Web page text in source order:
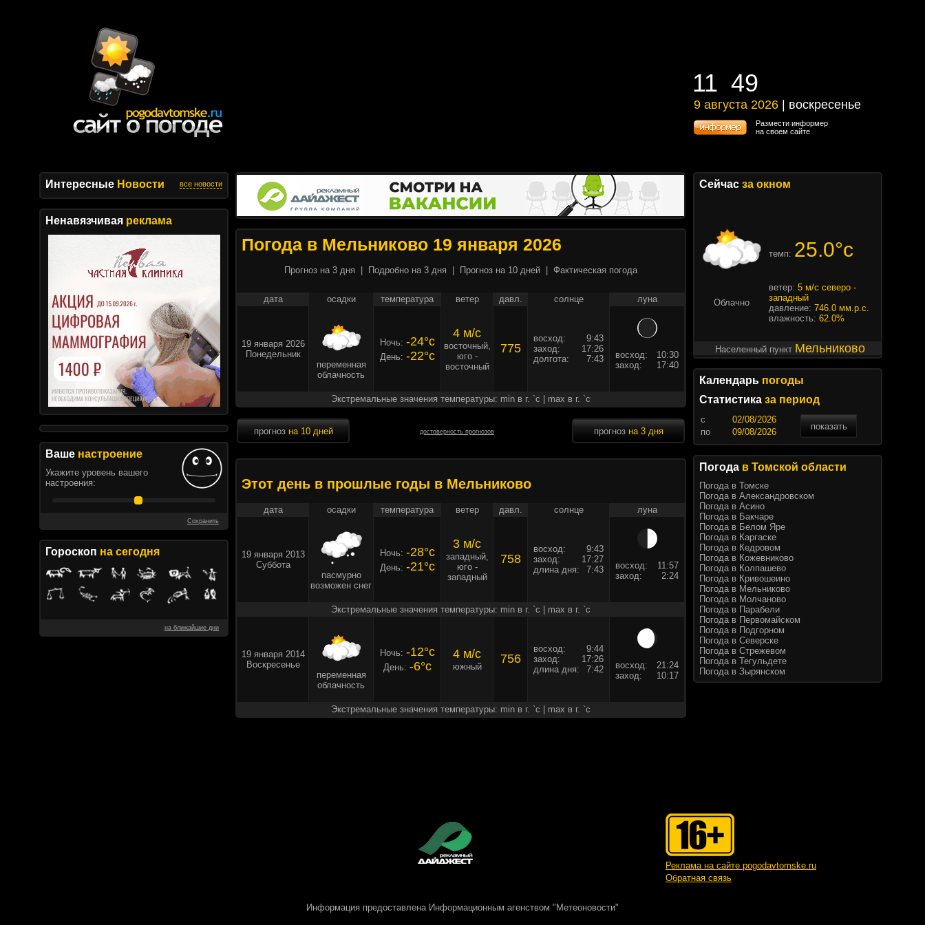
11 49
11 49
9 августа 2026 | воскресенье
9 августа 2026 | воскресенье
Размести информер
на своем сайте
Интересные Новости все новости
Ненавязчивая реклама
Ваше настроение
Укажите уровень вашего
настроения:
Сохранить
Гороскоп на сегодня
на ближайшие дни
Погода в Мельниково 19 января 2026
Прогноз на 3 дня Подробно на 3 дня Прогноз на 10 дней Фактическая погода
дата осадки температура ветер давл. солнце луна
19 января 2026
Понедельник
переменная
облачность
Ночь: -24°c
День: -22°c
4 м/c
восточный,
юго -
восточный
775
восход:
9:43
заход:
17:26
долгота:
7:43 восход:
10:30
заход:
17:40
Экстремальные значения температуры: min в г. `c | max в г. `c
прогноз на 10 дней достоверность прогнозов прогноз на 3 дня
Этот день в прошлые годы в Мельниково
дата осадки температура ветер давл. солнце луна
19 января 2013
Суббота
пасмурно
возможен снег
Ночь: -28°c
День: -21°c
3 м/c
западный,
юго -
западный
758
восход:
9:43
заход:
17:27
длина дня:
7:43 восход:
11:57
заход:
2:24
Экстремальные значения температуры: min в г. `c | max в г. `c
19 января 2014
Воскресенье
переменная
облачность
Ночь: -12°c
День: -6°c
4 м/c
южный
756
восход:
9:44
заход:
17:26
длина дня:
7:42 восход:
21:24
заход:
10:17
Экстремальные значения температуры: min в г. `c | max в г. `c
Сейчас за окном
темп: 25.0°c
Облачно
ветер: 5 м/с северо -
западный
давление: 746.0 мм.р.с.
влажность: 62.0%
Населенный пункт Мельниково
Календарь погоды
Статистика за период
c
показать
по
Погода в Томской области
Погода в Томске
Погода в Александровском
Погода в Асино
Погода в Бакчаре
Погода в Белом Яре
Погода в Каргаске
Погода в Кедровом
Погода в Кожевниково
Погода в Колпашево
Погода в Кривошеино
Погода в Мельниково
Погода в Молчаново
Погода в Парабели
Погода в Первомайском
Погода в Подгорном
Погода в Северске
Погода в Стрежевом
Погода в Тегульдете
Погода в Зырянском
Реклама на сайте pogodavtomske.ru
Обратная связь
Информация предоставлена Информационным агенством "Метеоновости"